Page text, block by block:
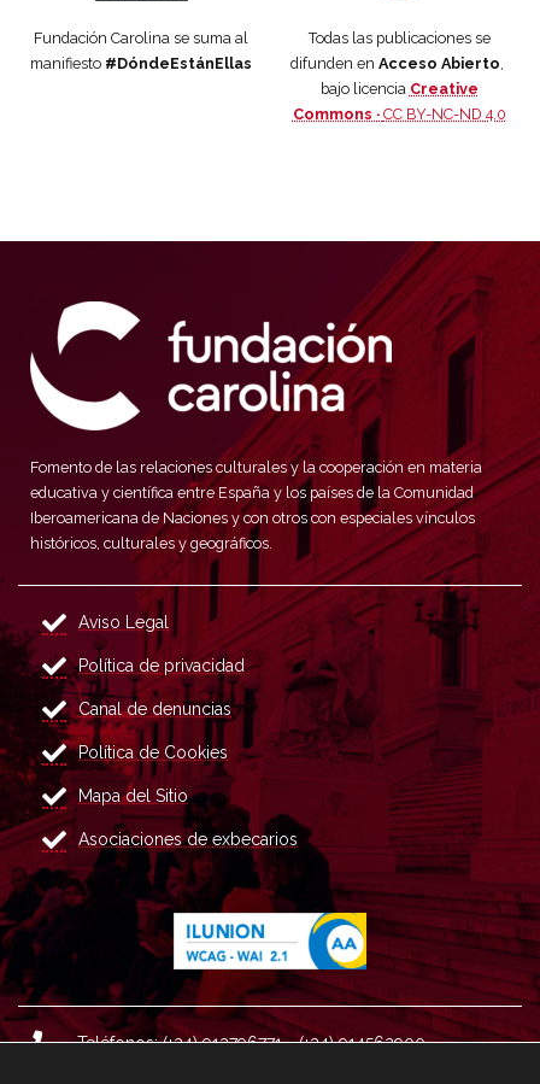
Fundación Carolina se suma al
manifiesto #DóndeEstánEllas
Todas las publicaciones se
difunden en Acceso Abierto,
bajo licencia Creative
Commons · CC BY-NC-ND 4.0
Fomento de las relaciones culturales y la cooperación en materia
educativa y científica entre España y los países de la Comunidad
Iberoamericana de Naciones y con otros con especiales vínculos
históricos, culturales y geográficos.
Aviso Legal
Política de privacidad
Canal de denuncias
Política de Cookies
Mapa del Sitio
Asociaciones de exbecarios
Teléfonos: (+34) 913796771 - (+34) 914562900